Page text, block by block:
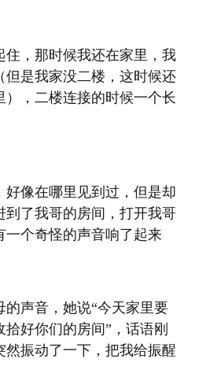
住，那时候我还在家里，我
但是我家没二楼，这时候还
），二楼连接的时候一个长
好像在哪里见到过，但是却
到了我哥的房间，打开我哥
一个奇怪的声音响了起来
的声音，她说“今天家里要
好你们的房间”，话语刚
然振动了一下，把我给振醒